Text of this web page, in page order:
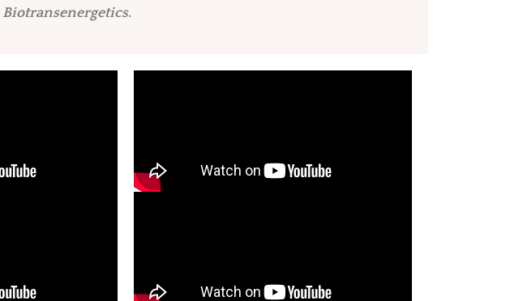
Biotransenergetics.